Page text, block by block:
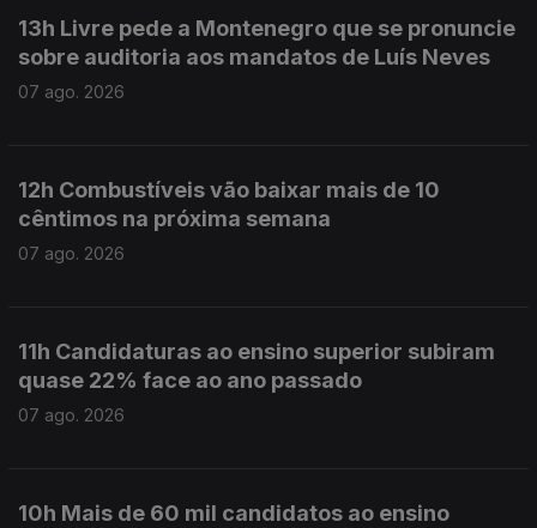
13h Livre pede a Montenegro que se pronuncie
sobre auditoria aos mandatos de Luís Neves
07 ago. 2026
12h Combustíveis vão baixar mais de 10
cêntimos na próxima semana
07 ago. 2026
11h Candidaturas ao ensino superior subiram
quase 22% face ao ano passado
07 ago. 2026
10h Mais de 60 mil candidatos ao ensino